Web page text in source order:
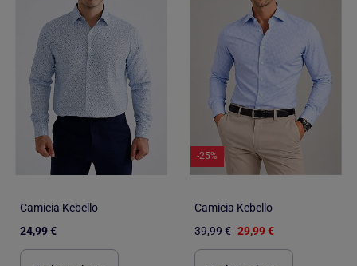
Camicia Kebello
24,99 €
-25%
Camicia Kebello
39,99 € 29,99 €